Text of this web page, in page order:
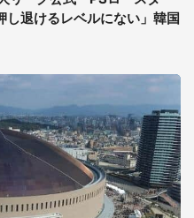
し退けるレベルにない」韓国